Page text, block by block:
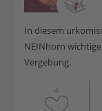
In diesem
NEINhorn
Vergebung.
4